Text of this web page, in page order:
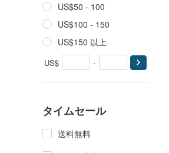
US$50 - 100
US$100 - 150
US$150 以上
US$ -
タイムセール
送料無料